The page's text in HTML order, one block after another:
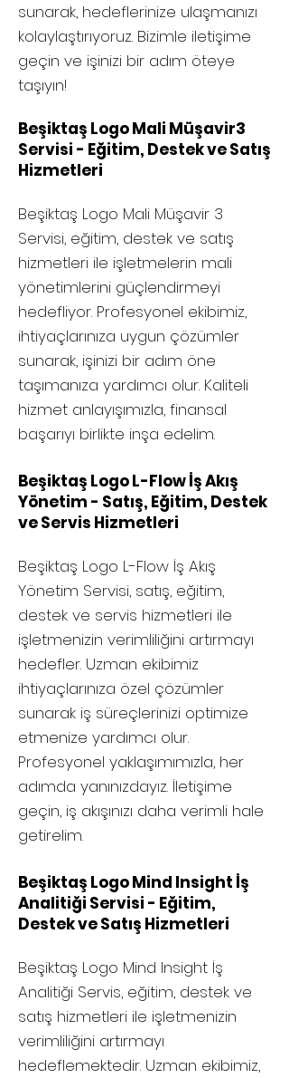
sunarak, hedeflerinize ulaşmanızı
kolaylaştırıyoruz. Bizimle iletişime
geçin ve işinizi bir adım öteye
taşıyın!
Beşiktaş Logo Mali Müşavir3
Servisi - Eğitim, Destek ve Satış
Hizmetleri
Beşiktaş Logo Mali Müşavir 3
Servisi, eğitim, destek ve satış
hizmetleri ile işletmelerin mali
yönetimlerini güçlendirmeyi
hedefliyor. Profesyonel ekibimiz,
ihtiyaçlarınıza uygun çözümler
sunarak, işinizi bir adım öne
taşımanıza yardımcı olur. Kaliteli
hizmet anlayışımızla, finansal
başarıyı birlikte inşa edelim.
Beşiktaş Logo L-Flow İş Akış
Yönetim - Satış, Eğitim, Destek
ve Servis Hizmetleri
Beşiktaş Logo L-Flow İş Akış
Yönetim Servisi, satış, eğitim,
destek ve servis hizmetleri ile
işletmenizin verimliliğini artırmayı
hedefler. Uzman ekibimiz
ihtiyaçlarınıza özel çözümler
sunarak iş süreçlerinizi optimize
etmenize yardımcı olur.
Profesyonel yaklaşımımızla, her
adımda yanınızdayız. İletişime
geçin, iş akışınızı daha verimli hale
getirelim.
Beşiktaş Logo Mind Insight İş
Analitiği Servisi - Eğitim,
Destek ve Satış Hizmetleri
Beşiktaş Logo Mind Insight İş
Analitiği Servis, eğitim, destek ve
satış hizmetleri ile işletmenizin
verimliliğini artırmayı
hedeflemektedir. Uzman ekibimiz,